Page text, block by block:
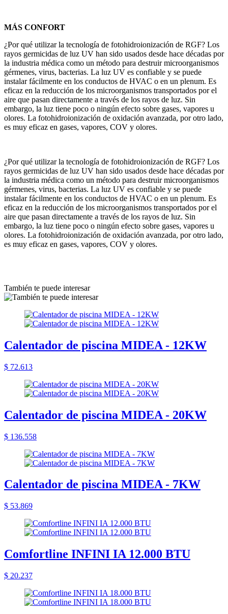
MÁS CONFORT
¿Por qué utilizar la tecnología de fotohidroionización de RGF? Los
rayos germicidas de luz UV han sido usados desde hace décadas por
la industria médica como un método para destruir microorganismos
gérmenes, virus, bacterias. La luz UV es confiable y se puede
instalar fácilmente en los conductos de HVAC o en un plenum. Es
eficaz en la reducción de los microorganismos transportados por el
aire que pasan directamente a través de los rayos de luz. Sin
embargo, la luz tiene poco o ningún efecto sobre gases, vapores u
olores. La fotohidroionización de oxidación avanzada, por otro lado,
es muy eficaz en gases, vapores, COV y olores.
¿Por qué utilizar la tecnología de fotohidroionización de RGF? Los
rayos germicidas de luz UV han sido usados desde hace décadas por
la industria médica como un método para destruir microorganismos
gérmenes, virus, bacterias. La luz UV es confiable y se puede
instalar fácilmente en los conductos de HVAC o en un plenum. Es
eficaz en la reducción de los microorganismos transportados por el
aire que pasan directamente a través de los rayos de luz. Sin
embargo, la luz tiene poco o ningún efecto sobre gases, vapores u
olores. La fotohidroionización de oxidación avanzada, por otro lado,
es muy eficaz en gases, vapores, COV y olores.
También te puede interesar
Calentador de piscina MIDEA - 12KW
$ 72.613
Calentador de piscina MIDEA - 20KW
$ 136.558
Calentador de piscina MIDEA - 7KW
$ 53.869
Comfortline INFINI IA 12.000 BTU
$ 20.237